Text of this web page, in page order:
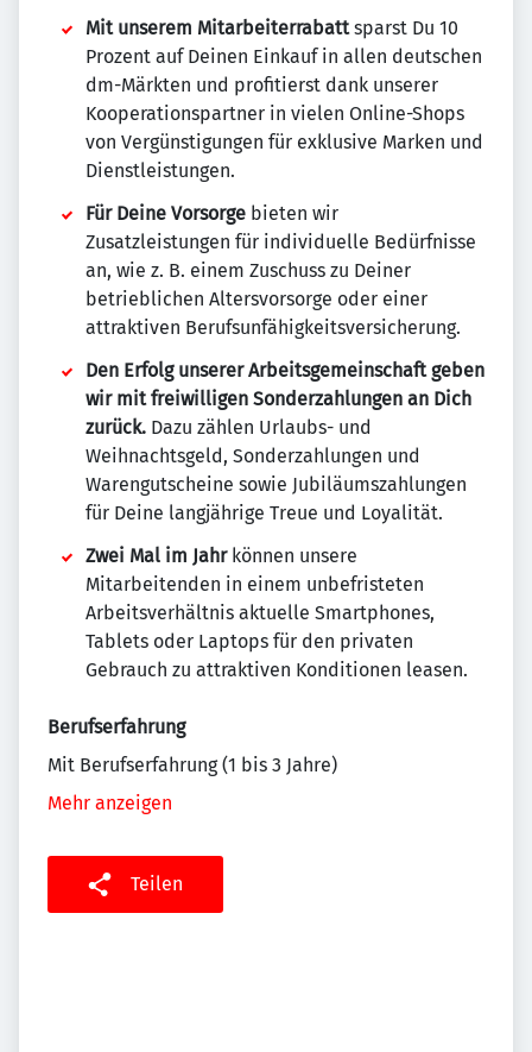
Mit unserem Mitarbeiterrabattsparst Du 10
Prozent auf Deinen Einkauf in allen deutschen
dm-Märkten und profitierst dank unserer
Kooperationspartner in vielen Online-Shops
von Vergünstigungen für exklusive Marken und
Dienstleistungen.
Für Deine Vorsorge bieten wir
Zusatzleistungen für individuelle Bedürfnisse
an, wie z. B. einem Zuschuss zu Deiner
betrieblichen Altersvorsorge oder einer
attraktiven Berufsunfähigkeitsversicherung.
Den Erfolg unserer Arbeitsgemeinschaft geben
wir mit freiwilligen Sonderzahlungen an Dich
zurück. Dazu zählen Urlaubs- und
Weihnachtsgeld, Sonderzahlungen und
Warengutscheine sowie Jubiläumszahlungen
für Deine langjährige Treue und Loyalität.
Zwei Mal im Jahr können unsere
Mitarbeitenden in einem unbefristeten
Arbeitsverhältnis aktuelle Smartphones,
Tablets oder Laptops für den privaten
Gebrauch zu attraktiven Konditionen leasen.
Berufserfahrung
Mit Berufserfahrung (1 bis 3 Jahre)
Mehr anzeigen
Teilen